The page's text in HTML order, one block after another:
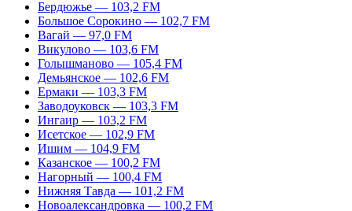
Бердюжье — 103,2 FM
Большое Сорокино — 102,7 FM
Вагай — 97,0 FM
Викулово — 103,6 FM
Голышманово — 105,4 FM
Демьянское — 102,6 FM
Ермаки — 103,3 FM
Заводоуковск — 103,3 FM
Ингаир — 103,2 FM
Исетское — 102,9 FM
Ишим — 104,9 FM
Казанское — 100,2 FM
Нагорный — 100,4 FM
Нижняя Тавда — 101,2 FM
Новоалександровка — 100,2 FM